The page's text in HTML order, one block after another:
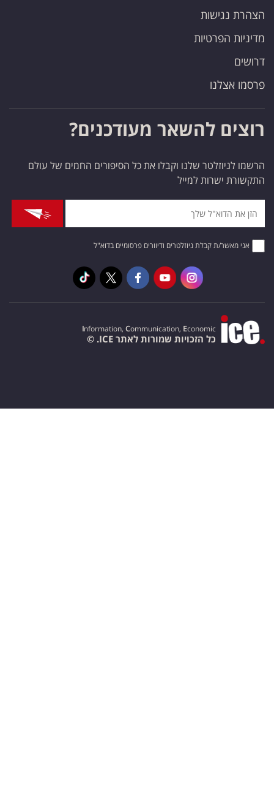
הצהרת נגישות
מדיניות הפרטיות
דרושים
פרסמו אצלנו
רוצים להשאר מעודכנים?
הרשמו לניוזלטר שלנו וקבלו את כל הסיפורים החמים של עולם
התקשורת ישרות למייל
אני מאשר/ת קבלת ניוזלטרים ודיוורים פרסומיים בדוא"ל
Information, Communication, Economic
כל הזכויות שמורות לאתר ICE. ©